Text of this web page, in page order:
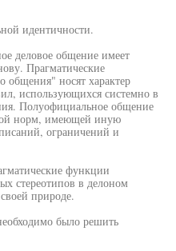
идентичности.
деловое общение имеет
Прагматические
общения" носят характер
использующихся системно в
Полуофициальное общение
норм, имеющей иную
ограничений и
функции
стереотипов в делоном
природе.
было решить